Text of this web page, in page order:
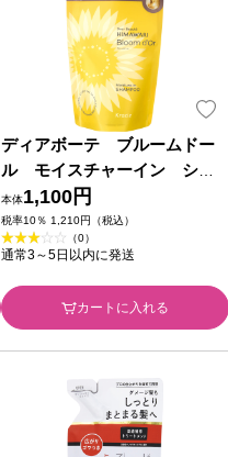
ディアボーテ ブルームドー
ル モイスチャーイン シャ
ンプー 詰替用 ３３０ｍｌ ク
ラシエホームプロダクツ
本体1,100円
税率10％ 1,210円（税込）
（0）
通常3～5日以内に発送
カートに入れる